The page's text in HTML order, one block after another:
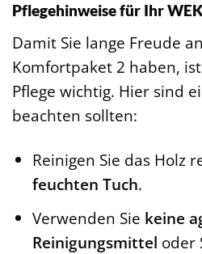
Pflegehinweise für Ihr
Damit Sie lange Freude
Komfortpaket 2 haben,
Pflege wichtig. Hier sind
beachten sollten:
Reinigen Sie das Holz
feuchten Tuch.
Verwenden Sie keine
Reinigungsmittel oder